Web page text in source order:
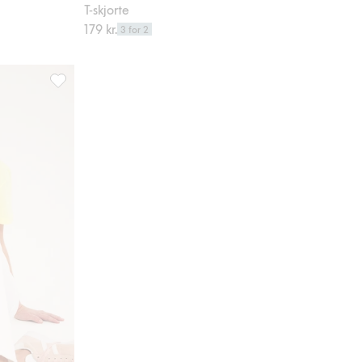
T-skjorte
179 kr. 3 for 2
Legg til i favoriter